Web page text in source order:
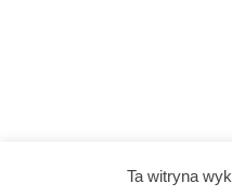
© 2025 |Anna
Ta witryna